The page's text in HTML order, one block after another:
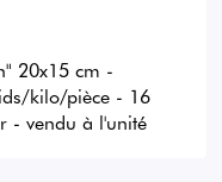
20x15 cm -
kilo/pièce - 16
- vendu à l'unité